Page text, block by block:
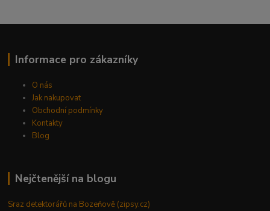
Informace pro zákazníky
O nás
Jak nakupovat
Obchodní podmínky
Kontakty
Blog
Nejčtenější na blogu
Sraz detektorářů na Bozeňově (zipsy.cz)